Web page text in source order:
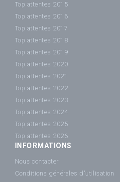
Top attentes 2015
Top attentes 2016
Top attentes 2017
Top attentes 2018
Top attentes 2019
Top attentes 2020
Top attentes 2021
Top attentes 2022
Top attentes 2023
Top attentes 2024
Top attentes 2025
Top attentes 2026
INFORMATIONS
Nous contacter
Conditions générales d'utilisation